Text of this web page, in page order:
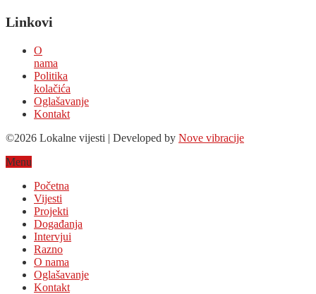
Linkovi
O
nama
Politika
kolačića
Oglašavanje
Kontakt
©2026 Lokalne vijesti | Developed by Nove vibracije
Menu
Početna
Vijesti
Projekti
Događanja
Intervjui
Razno
O nama
Oglašavanje
Kontakt